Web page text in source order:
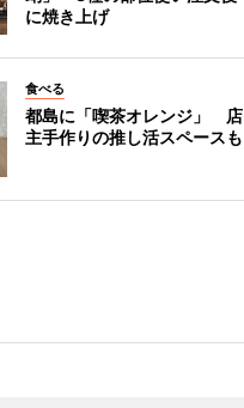
に焼き上げ
食べる
都島に「喫茶オレンジ」 店
主手作りの推し活スペースも